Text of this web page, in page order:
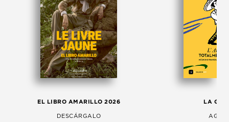
EL LIBRO AMARILLO 2026
DESCÁRGALO
LA